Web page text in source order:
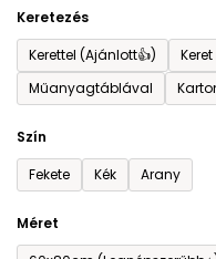
Keretezés
Kerettel (Ajánlott👍)
Műanyagtáblával
Szín
Fekete
Kék Arany
Méret